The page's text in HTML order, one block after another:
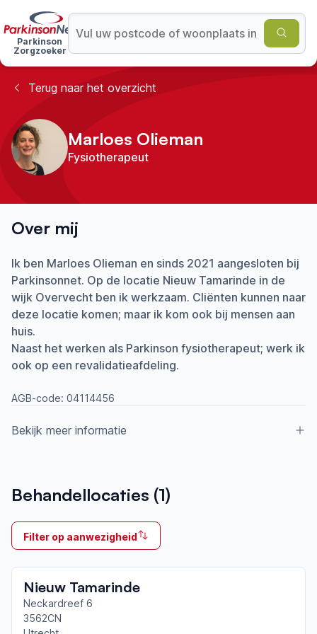
Parkinson
Zorgzoeker
Terug naar het overzicht
Marloes Olieman
Fysiotherapeut
Over mij
Ik ben Marloes Olieman en sinds 2021 aangesloten bij
Parkinsonnet. Op de locatie Nieuw Tamarinde in de
wijk Overvecht ben ik werkzaam. Cliënten kunnen naar
deze locatie komen; maar ik kom ook bij mensen aan
huis.
Naast het werken als Parkinson fysiotherapeut; werk ik
ook op een revalidatieafdeling.
AGB-code: 04114456
Bekijk meer informatie
2021
Ik behandel
Op locatie & Thuis
netwerk
Utrecht Stad
Behandellocaties (1)
Filter op aanwezigheid
Nieuw Tamarinde
Neckardreef 6
3562CN